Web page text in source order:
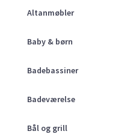
Altanmøbler
Baby & børn
Badebassiner
Badeværelse
Bål og grill